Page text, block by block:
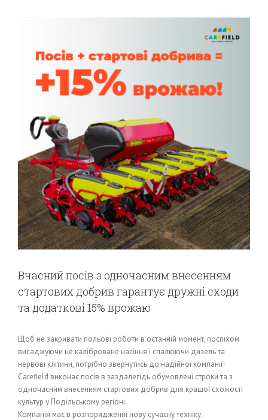
Вчасний посів з одночасним внесенням
стартових добрив гарантує дружні сходи
та додаткові 15% врожаю
Щоб не закривати польові роботи в останній момент, поспіхом
висаджуючи не каліброване насіння і спалюючи дизель та
нервові клітини, потрібно звернутись до надійної компанії!
Carefield виконає посів в заздалегідь обумовлені строки та з
одночасним внесенням стартових добрив для кращої схожості
культур у Подільському регіоні.
Компанія має в розпорядженні нову сучасну техніку: